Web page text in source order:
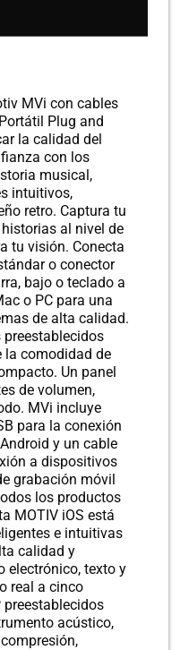
MVi con cables
Plug and
la calidad del
con los
musical,
intuitivos,
retro. Captura tu
al nivel de
tu visión. Conecta
o conector
bajo o teclado a
o PC para una
de alta calidad.
la comodidad de
Un panel
de volumen,
MVi incluye
para la conexión
y un cable
a dispositivos
grabación móvil
los productos
MOTIV iOS está
e intuitivas
calidad y
electrónico, texto y
real a cinco
preestablecidos
acústico,